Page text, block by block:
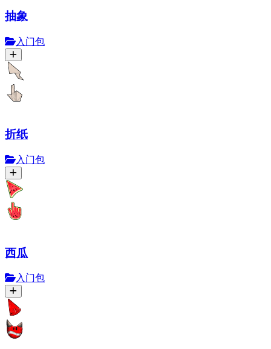
抽象
入门包
折纸
入门包
西瓜
入门包